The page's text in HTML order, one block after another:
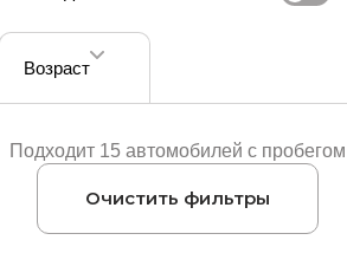
Возраст
Подходит 15 автомобилей с пробегом
Очистить фильтры